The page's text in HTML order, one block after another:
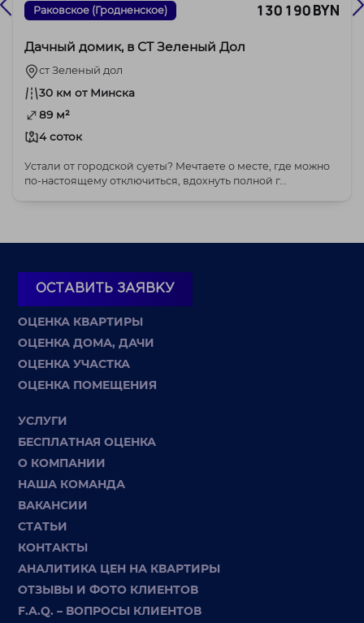
Раковское (Гродненское) 130 190 BYN
Дачный домик, в СТ Зеленый Дол
ст Зеленый дол
30 км от Минска
89 м²
4 соток
Устали от городской суеты? Мечтаете о месте, где можно
по-настоящему отключиться, вдохнуть полной г...
ОСТАВИТЬ ЗАЯВКУ
ОЦЕНКА КВАРТИРЫ
ОЦЕНКА ДОМА, ДАЧИ
ОЦЕНКА УЧАСТКА
ОЦЕНКА ПОМЕЩЕНИЯ
УСЛУГИ
БЕСПЛАТНАЯ ОЦЕНКА
О КОМПАНИИ
НАША КОМАНДА
ВАКАНСИИ
СТАТЬИ
КОНТАКТЫ
АНАЛИТИКА ЦЕН НА КВАРТИРЫ
ОТЗЫВЫ И ФОТО КЛИЕНТОВ
F.A.Q. – ВОПРОСЫ КЛИЕНТОВ